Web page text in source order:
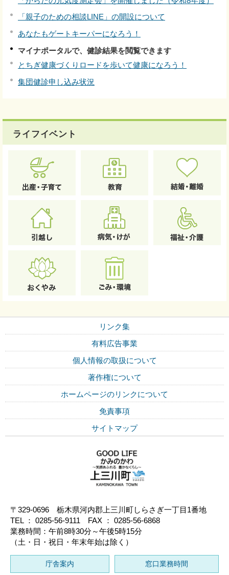
「親子のための相談LINE」の開設について
あなたもゲートキーパーになろう！
マイナポータルで、健診結果を閲覧できます
とちぎ健康づくりロードを歩いて健康になろう！
集団健診申し込み状況
ライフイベント
リンク集
有料広告事業
個人情報の取扱について
著作権について
ホームページのリンクについて
免責事項
サイトマップ
〒329-0696 栃木県河内郡上三川町しらさぎ一丁目1番地
TEL ： 0285-56-9111 FAX ： 0285-56-6868
業務時間：午前8時30分～午後5時15分
（土・日・祝日・年末年始は除く）
庁舎案内 窓口業務時間